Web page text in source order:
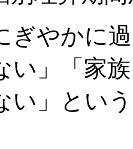
ぎやかに
い」「家
い」とい